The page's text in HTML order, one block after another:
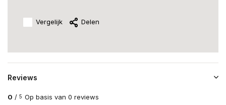
Vergelijk Delen
Reviews
0 / 5 Op basis van 0 reviews